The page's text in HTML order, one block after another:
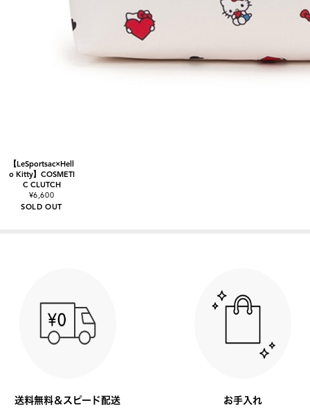
【LeSportsac×Hell
o Kitty】COSMETI
C CLUTCH
¥6,600
SOLD OUT
送料無料＆スピード配送 お手入れ